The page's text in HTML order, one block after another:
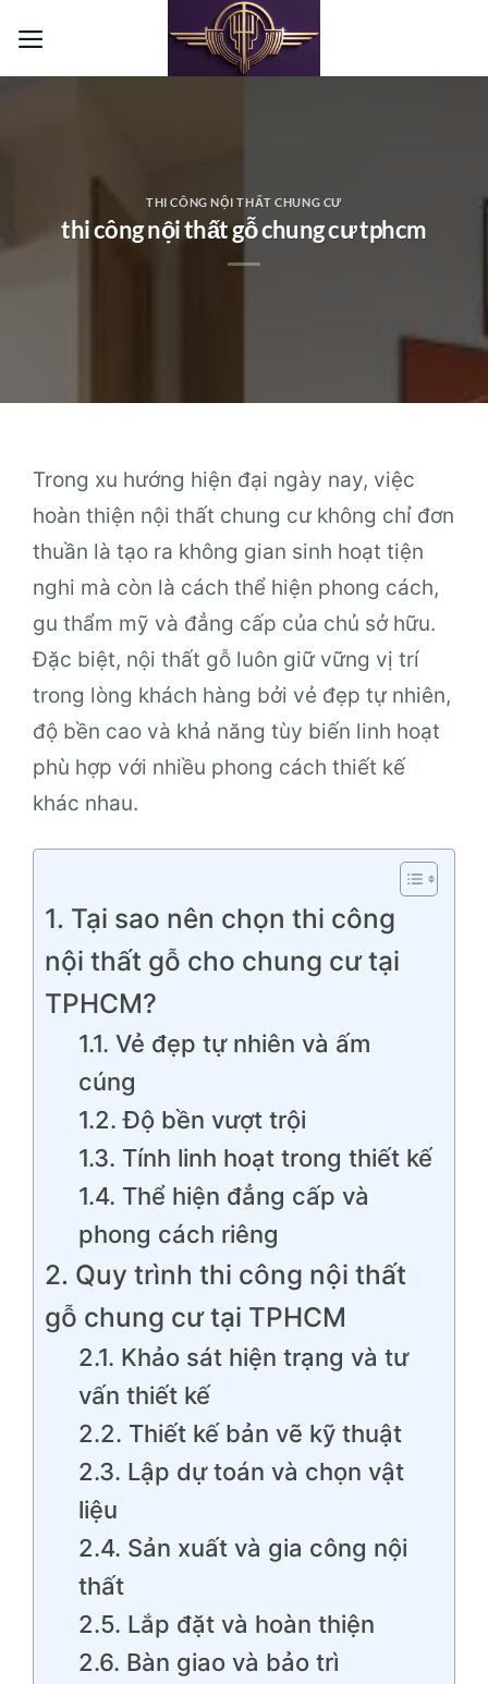
qua
THI CÔNG NỘI THẤT CHUNG CƯ
thi công nội thất gỗ chung cư tphcm
Trong xu hướng hiện đại ngày nay, việc
hoàn thiện nội thất chung cư không chỉ đơn
thuần là tạo ra không gian sinh hoạt tiện
nghi mà còn là cách thể hiện phong cách,
gu thẩm mỹ và đẳng cấp của chủ sở hữu.
Đặc biệt, nội thất gỗ luôn giữ vững vị trí
trong lòng khách hàng bởi vẻ đẹp tự nhiên,
độ bền cao và khả năng tùy biến linh hoạt
phù hợp với nhiều phong cách thiết kế
khác nhau.
1. Tại sao nên chọn thi công
nội thất gỗ cho chung cư tại
TPHCM?
1.1. Vẻ đẹp tự nhiên và ấm
cúng
1.2. Độ bền vượt trội
1.3. Tính linh hoạt trong thiết kế
1.4. Thể hiện đẳng cấp và
phong cách riêng
2. Quy trình thi công nội thất
gỗ chung cư tại TPHCM
2.1. Khảo sát hiện trạng và tư
vấn thiết kế
2.2. Thiết kế bản vẽ kỹ thuật
2.3. Lập dự toán và chọn vật
liệu
2.4. Sản xuất và gia công nội
thất
2.5. Lắp đặt và hoàn thiện
2.6. Bàn giao và bảo trì